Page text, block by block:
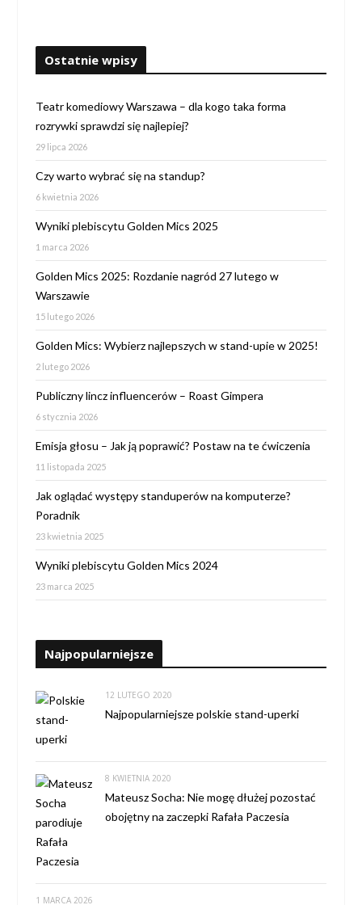
Ostatnie wpisy
Teatr komediowy Warszawa – dla kogo taka forma
rozrywki sprawdzi się najlepiej?
29 lipca 2026
Czy warto wybrać się na standup?
6 kwietnia 2026
Wyniki plebiscytu Golden Mics 2025
1 marca 2026
Golden Mics 2025: Rozdanie nagród 27 lutego w
Warszawie
15 lutego 2026
Golden Mics: Wybierz najlepszych w stand-upie w 2025!
2 lutego 2026
Publiczny lincz influencerów – Roast Gimpera
6 stycznia 2026
Emisja głosu – Jak ją poprawić? Postaw na te ćwiczenia
11 listopada 2025
Jak oglądać występy standuperów na komputerze?
Poradnik
23 kwietnia 2025
Wyniki plebiscytu Golden Mics 2024
23 marca 2025
Najpopularniejsze
12 LUTEGO 2020
Najpopularniejsze polskie stand-uperki
8 KWIETNIA 2020
Mateusz Socha: Nie mogę dłużej pozostać
obojętny na zaczepki Rafała Paczesia
1 MARCA 2026